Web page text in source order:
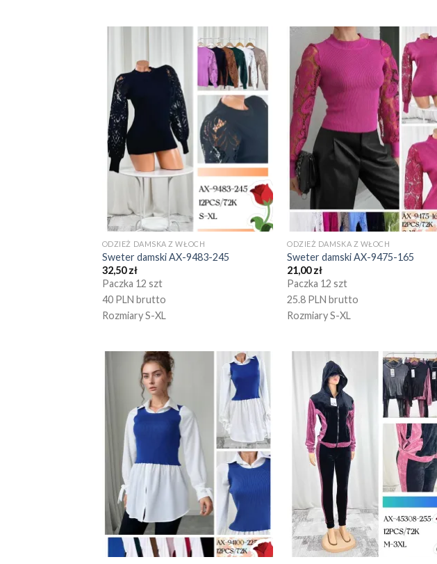
ODZIEŻ DAMSKA Z WŁOCH
Sweter damski AX-9483-245
32,50zł
Paczka 12 szt
40 PLN brutto
Rozmiary S-XL
ODZIEŻ DAMSKA Z WŁOCH
Sweter damski AX-9475-165
21,00zł
Paczka 12 szt
25.8 PLN brutto
Rozmiary S-XL